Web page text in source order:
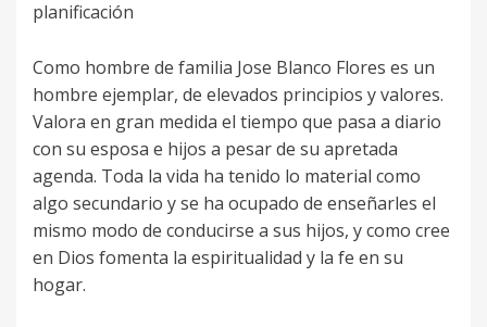
planificación
Como hombre de familia Jose Blanco Flores es un
hombre ejemplar, de elevados principios y valores.
Valora en gran medida el tiempo que pasa a diario
con su esposa e hijos a pesar de su apretada
agenda. Toda la vida ha tenido lo material como
algo secundario y se ha ocupado de enseñarles el
mismo modo de conducirse a sus hijos, y como cree
en Dios fomenta la espiritualidad y la fe en su
hogar.